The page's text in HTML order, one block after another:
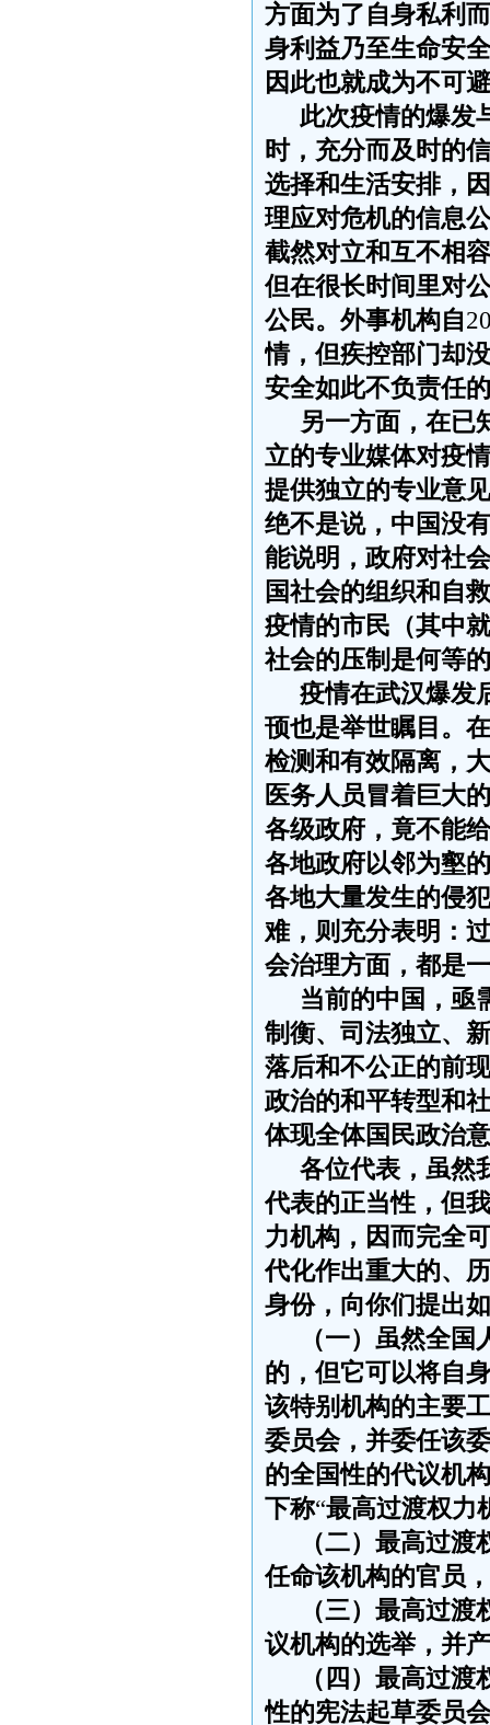
方面为了自身私利
身利益乃至生命安
因此也就成为不可
此次疫情的爆发
时，充分而及时的
选择和生活安排，
理应对危机的信息
截然对立和互不相
但在很长时间里对
公民。外事机构自
情，但疾控部门却
安全如此不负责任
另一方面，在已
立的专业媒体对疫
提供独立的专业意
绝不是说，中国没
能说明，政府对社
国社会的组织和自
疫情的市民（其中
社会的压制是何等
疫情在武汉爆发
顸也是举世瞩目。
检测和有效隔离，
医务人员冒着巨大
各级政府，竟不能
各地政府以邻为壑
各地大量发生的侵
难，则充分表明：
会治理方面，都是
当前的中国，亟
制衡、司法独立、
落后和不公正的前
政治的和平转型和
体现全体国民政治
各位代表，虽然
代表的正当性，但
力机构，因而完全
代化作出重大的、
身份，向你们提出
（一）虽然全
的，但它可以将自
该特别机构的主要
委员会，并委任该
的全国性的代议机
下称“最高过渡权力
（二）最高过
任命该机构的官员
（三）最高过
议机构的选举，并
（四）最高过
性的宪法起草委员